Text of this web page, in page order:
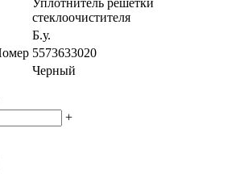
стеклоочистителя
Б.у.
5573633020
Черный
+